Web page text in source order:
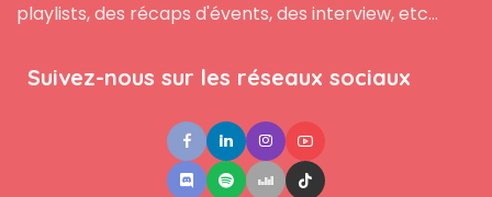
playlists, des récaps d'évents, des interview, etc...
Suivez-nous sur les réseaux sociaux